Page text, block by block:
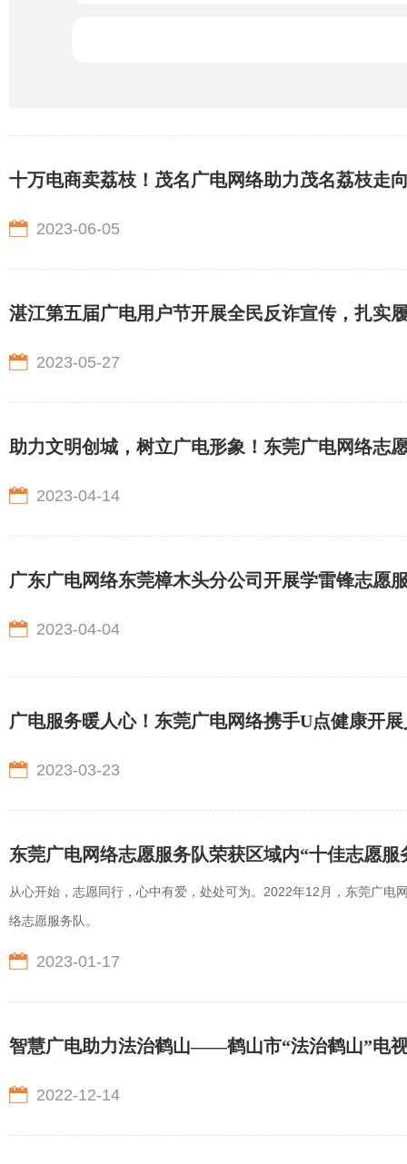
十万电商卖荔枝！茂名广电网络助力茂名荔枝走
2023-06-05
湛江第五届广电用户节开展全民反诈宣传，扎实
2023-05-27
助力文明创城，树立广电形象！东莞广电网络志
2023-04-14
广东广电网络东莞樟木头分公司开展学雷锋志愿
2023-04-04
广电服务暖人心！东莞广电网络携手U点健康开
2023-03-23
东莞广电网络志愿服务队荣获区域内“十佳志愿服
从心开始，志愿同行，心中有爱，处处可为。2022年12月，东莞广
络志愿服务队。
2023-01-17
智慧广电助力法治鹤山——鹤山市“法治鹤山”电
2022-12-14